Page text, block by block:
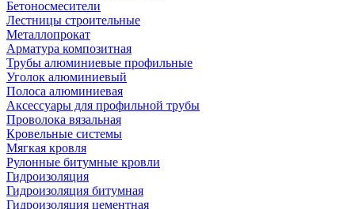
Бетоносмесители
Лестницы строительные
Металлопрокат
Арматура композитная
Трубы алюминиевые профильные
Уголок алюминиевый
Полоса алюминиевая
Аксессуары для профильной трубы
Проволока вязальная
Кровельные системы
Мягкая кровля
Рулонные битумные кровли
Гидроизоляция
Гидроизоляция битумная
Гидроизоляция цементная